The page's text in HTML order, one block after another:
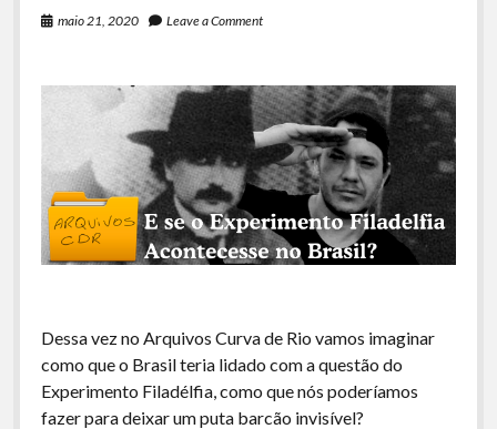
maio 21, 2020 Leave a Comment
Dessa vez no Arquivos Curva de Rio vamos imaginar
como que o Brasil teria lidado com a questão do
Experimento Filadélfia, como que nós poderíamos
fazer para deixar um puta barcão invisível?